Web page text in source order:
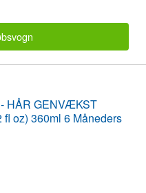
HÅR GENVÆKST
oz) 360ml 6 Måneders